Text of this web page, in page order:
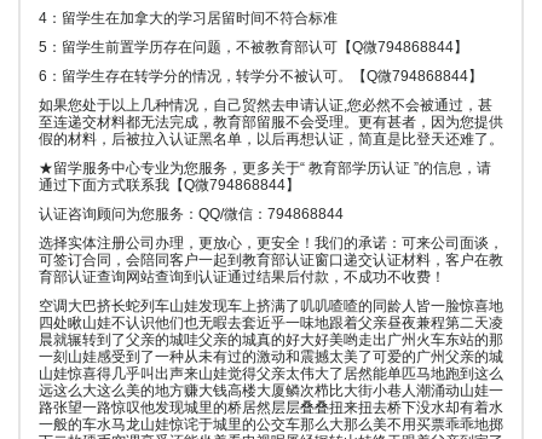
4：留学生在加拿大的学习居留时间不符合标准
5：留学生前置学历存在问题，不被教育部认可【Q微794868844】
6：留学生存在转学分的情况，转学分不被认可。【Q微794868844】
如果您处于以上几种情况，自己贸然去申请认证,您必然不会被通过，甚
至连递交材料都无法完成，教育部留服不会受理。更有甚者，因为您提供
假的材料，后被拉入认证黑名单，以后再想认证，简直是比登天还难了。
★留学服务中心专业为您服务，更多关于“ 教育部学历认证 ”的信息，请
通过下面方式联系我【Q微794868844】
认证咨询顾问为您服务：QQ/微信：794868844
选择实体注册公司办理，更放心，更安全！我们的承诺：可来公司面谈，
可签订合同，会陪同客户一起到教育部认证窗口递交认证材料，客户在教
育部认证查询网站查询到认证通过结果后付款，不成功不收费！
空调大巴挤长蛇列车山娃发现车上挤满了叽叽喳喳的同龄人皆一脸惊喜地
四处瞅山娃不认识他们也无暇去套近乎一味地跟着父亲昼夜兼程第二天凌
晨就辗转到了父亲的城哇父亲的城真的好大好美哟走出广州火车东站的那
一刻山娃感受到了一种从未有过的激动和震撼太美了可爱的广州父亲的城
山娃惊喜得几乎叫出声来山娃觉得父亲太伟大了居然能单匹马地跑到这么
远这么大这么美的地方赚大钱高楼大厦鳞次栉比大街小巷人潮涌动山娃一
路张望一路惊叹他发现城里的桥居然层层叠叠扭来扭去桥下没水却有着水
一般的车水马龙山娃惊诧于城里的公交车那么大那么美不用买票乖乖地掷